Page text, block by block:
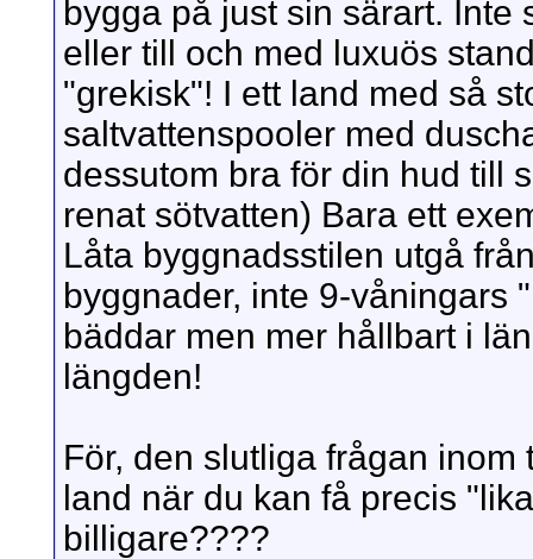
bygga på just sin särart. Inte
eller till och med luxuös
"grekisk"! I ett land med så
saltvattenspooler med
dessutom bra för din hud till
renat sötvatten) Bara ett
Låta byggnadsstilen utgå
byggnader, inte 9-våningars
bäddar men mer hållbart i
längden!
För, den slutliga frågan
land när du kan få precis
billigare????